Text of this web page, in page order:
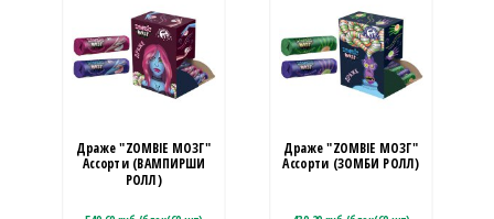
Драже "ZOMBIE МОЗГ"
Ассорти (ВАМПИРШИ
РОЛЛ)
Драже "ZOMBIE МОЗГ"
Ассорти (ЗОМБИ РОЛЛ)